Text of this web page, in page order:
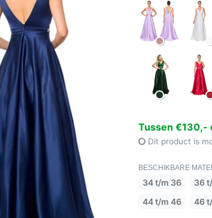
Tussen €130,-
Dit product is
BESCHIKBARE
34 t/m 36 36
44 t/m 46
46